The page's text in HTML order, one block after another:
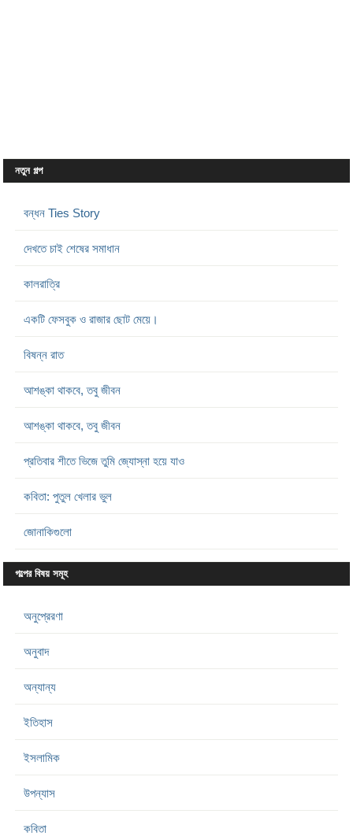
নতুন গল্প
বন্ধন Ties Story
দেখতে চাই শেষের সমাধান
কালরাত্রি
একটি ফেসবুক ও রাজার ছোট মেয়ে।
বিষন্ন রাত
আশঙ্কা থাকবে, তবু জীবন
আশঙ্কা থাকবে, তবু জীবন
প্রতিবার শীতে ভিজে তুমি জ্যোস্না হয়ে যাও
কবিতা: পুতুল খেলার ভুল
জোনাকিগুলো
গল্পের বিষয় সমূহ
অনুপ্রেরণা
অনুবাদ
অন্যান্য
ইতিহাস
ইসলামিক
উপন্যাস
কবিতা